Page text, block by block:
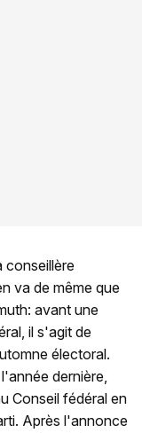
conseillère
va de même que
avant une
il s'agit de
électoral.
dernière,
Conseil fédéral en
Après l'annonce